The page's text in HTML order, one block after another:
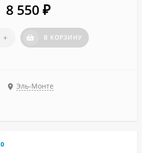
8 550 ₽
+ В КОРЗИНУ
Эль-Монте
0